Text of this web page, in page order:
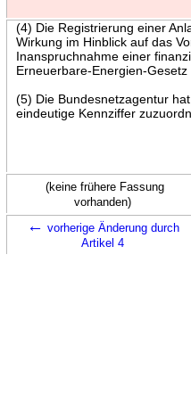
(4) Die Registrierung einer
Wirkung im Hinblick auf das
Inanspruchnahme einer
Erneuerbare-Energien-Gesetz
(5) Die Bundesnetzagentur
eindeutige Kennziffer
(keine frühere Fassung
vorhanden)
← vorherige Änderung durch
Artikel 4